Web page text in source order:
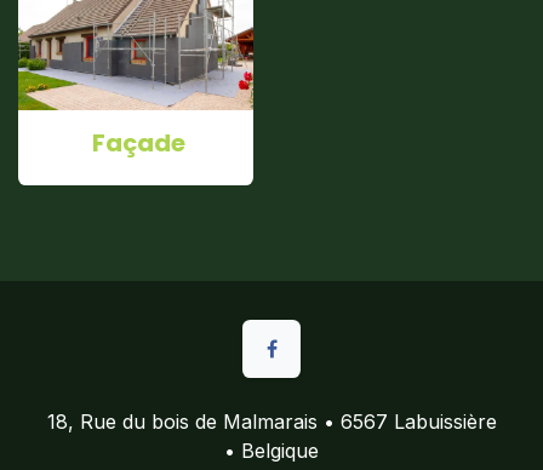
Façade
18, Rue du bois de Malmarais • 6567 Labuissière
• Belgique